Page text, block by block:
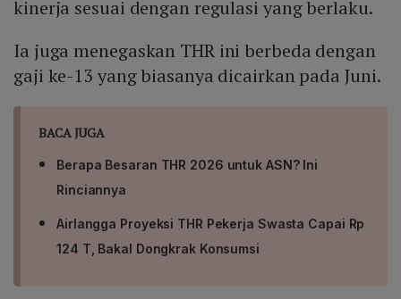
kinerja sesuai dengan regulasi yang berlaku.
Ia juga menegaskan THR ini berbeda dengan
gaji ke-13 yang biasanya dicairkan pada Juni.
BACA JUGA
Berapa Besaran THR 2026 untuk ASN? Ini
Rinciannya
Airlangga Proyeksi THR Pekerja Swasta Capai Rp
124 T, Bakal Dongkrak Konsumsi